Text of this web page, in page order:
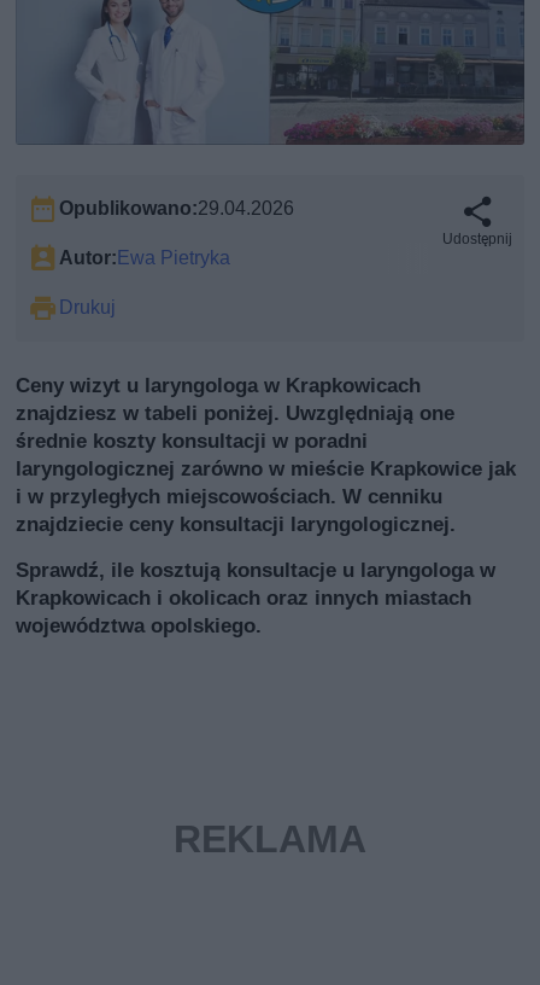
Opublikowano:29.04.2026
Autor: Ewa Pietryka
Drukuj
Udostępnij
Ceny wizyt u laryngologa w Krapkowicach
znajdziesz w tabeli poniżej. Uwzględniają one
średnie koszty konsultacji w poradni
laryngologicznej zarówno w mieście Krapkowice jak
i w przyległych miejscowościach. W cenniku
znajdziecie ceny konsultacji laryngologicznej.
Sprawdź, ile kosztują konsultacje u laryngologa w
Krapkowicach i okolicach oraz innych miastach
województwa opolskiego.